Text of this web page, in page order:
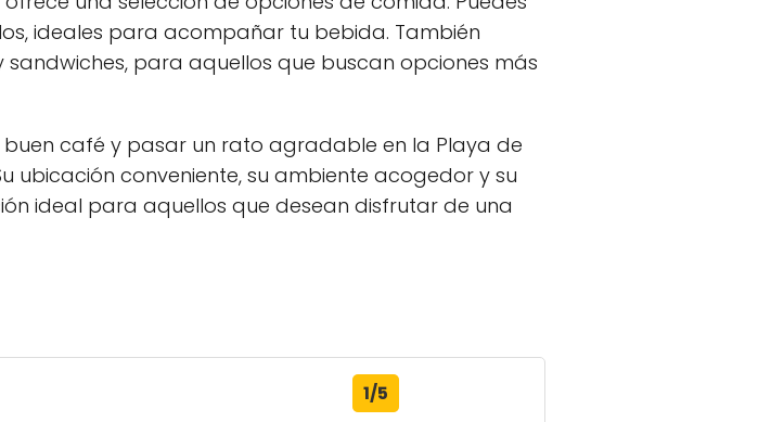
ideales para acompañar tu bebida. También
para aquellos que buscan opciones más
café y pasar un rato agradable en la Playa de
ubicación conveniente, su ambiente acogedor y su
ideal para aquellos que desean disfrutar de una
1/5